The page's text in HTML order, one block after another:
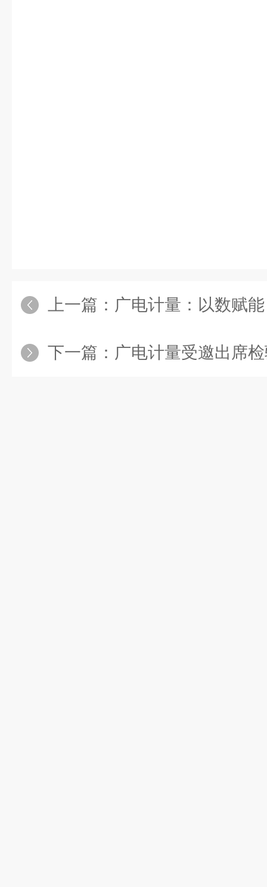
上一篇： 广电计量：以数赋能 乘智而
下一篇： 广电计量受邀出席检验检测促进产业创